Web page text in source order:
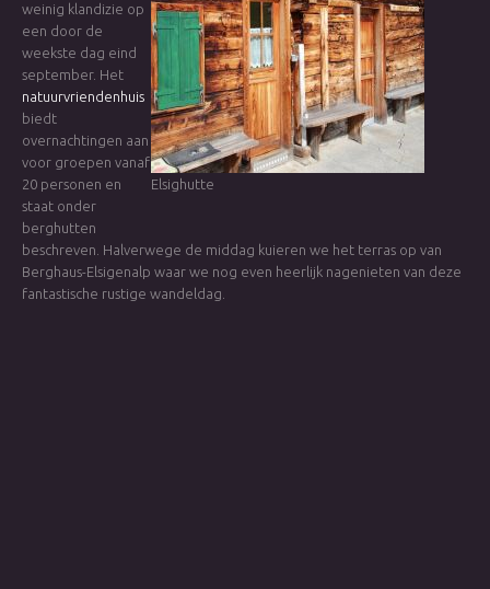
Elsighutte
weinig klandizie op
een door de
weekste dag eind
september. Het
natuurvriendenhuis
biedt
overnachtingen aan
voor groepen vanaf
20 personen en
staat onder
berghutten
beschreven. Halverwege de middag kuieren we het terras op van
Berghaus-Elsigenalp waar we nog even heerlijk nagenieten van deze
fantastische rustige wandeldag.